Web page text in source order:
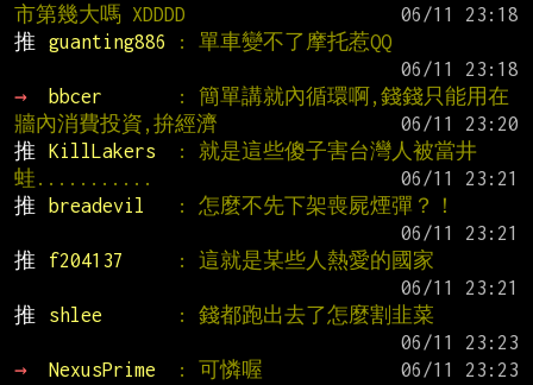
市第幾大嗎 XDDDD
推
guanting886
: 單車變不了摩托惹QQ
→
bbcer
: 簡單講就內循環啊,錢錢只能用在
牆內消費投資,拚經濟
推
KillLakers
: 就是這些傻子害台灣人被當井
蛙...........
推
breadevil
: 怎麼不先下架喪屍煙彈？！
推
f204137
: 這就是某些人熱愛的國家
推
shlee
: 錢都跑出去了怎麼割韭菜
→
NexusPrime : 可憐喔